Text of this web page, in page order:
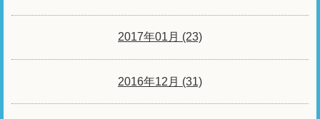
2017年01月 (23)
2016年12月 (31)